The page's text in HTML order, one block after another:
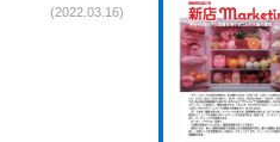
(2022.03.16)